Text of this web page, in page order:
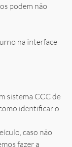
podem não
na interface
sistema CCC de
identificar o
caso não
fazer a